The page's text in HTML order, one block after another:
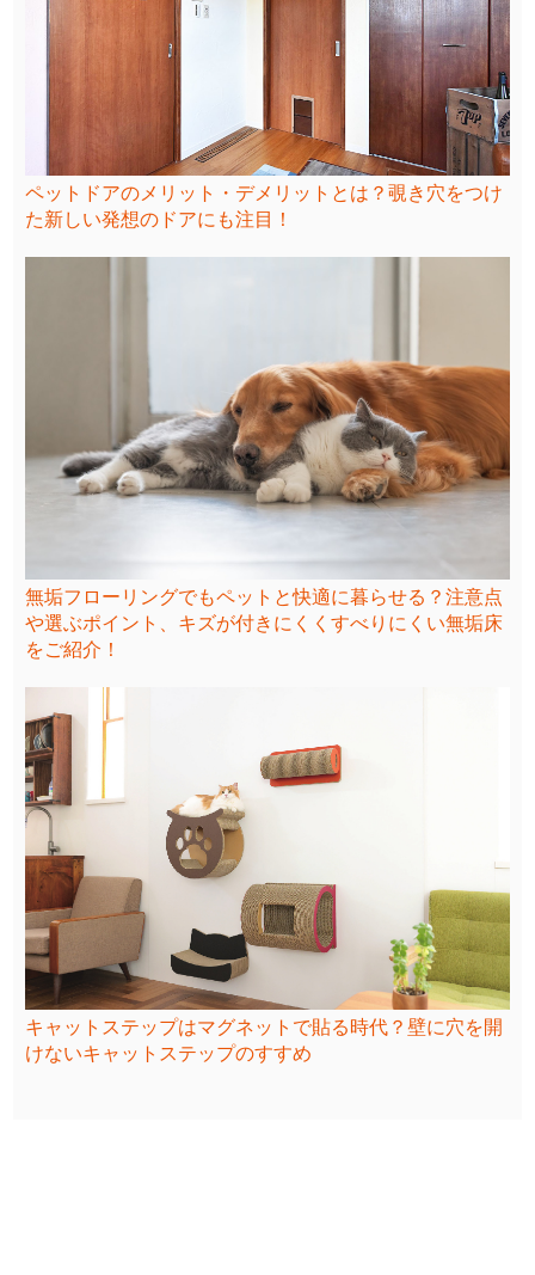
ペットドアのメリット・デメリットとは？覗き穴をつけ
た新しい発想のドアにも注目！
無垢フローリングでもペットと快適に暮らせる？注意点
や選ぶポイント、キズが付きにくくすべりにくい無垢床
をご紹介！
キャットステップはマグネットで貼る時代？壁に穴を開
けないキャットステップのすすめ